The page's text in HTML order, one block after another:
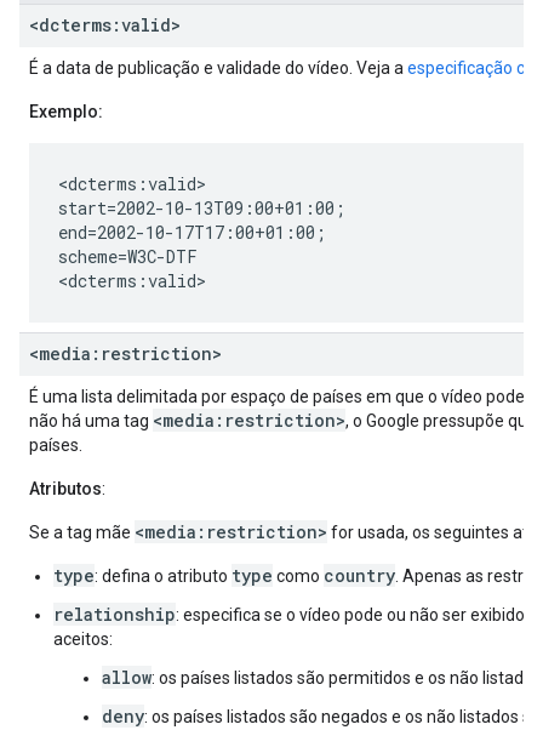
<dcterms:valid>
É a data de publicação e validade do vídeo. Veja a especificação
Exemplo:
<dcterms:valid>
start=2002-10-13T09:00+01:00;
end=2002-10-17T17:00+01:00;
scheme=W3C-DTF
<dcterms:valid>
<media:restriction>
É uma lista delimitada por espaço de países em que o vídeo pode
não há uma tag <media:restriction>, o Google pressupõe
países.
Atributos:
Se a tag mãe <media:restriction> for usada, os seguintes
type: defina o atributo type como country . Apenas as
relationship: especifica se o vídeo pode ou não ser exibido
aceitos:
allow: os países listados são permitidos e os não
deny: os países listados são negados e os não listados